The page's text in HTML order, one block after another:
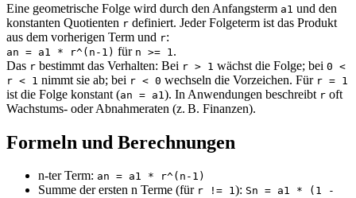
Eine geometrische Folge wird durch den Anfangsterm a1 und den
konstanten Quotienten r definiert. Jeder Folgeterm ist das Produkt
aus dem vorherigen Term und r:
an = a1 * r^(n-1) für n >= 1 .
Das r bestimmt das Verhalten: Bei r > 1 wächst die Folge; bei 0 <
r < 1 nimmt sie ab; bei r < 0 wechseln die Vorzeichen. Für r = 1
ist die Folge konstant (an = a1 ). In Anwendungen beschreibt r oft
Wachstums‑ oder Abnahmeraten (z. B. Finanzen).
Formeln und Berechnungen
n‑ter Term: an = a1 * r^(n-1)
Summe der ersten n Terme (für r != 1): Sn = a1 * (1 -